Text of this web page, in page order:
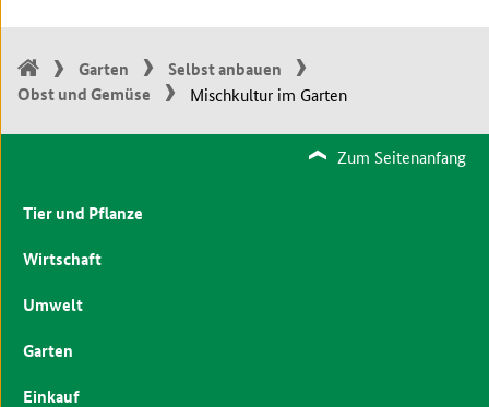
Garten
Selbst anbauen
Obst und Gemüse
Mischkultur im Garten
Zum Seitenanfang
Tier und Pflanze
Wirtschaft
Umwelt
Garten
Einkauf